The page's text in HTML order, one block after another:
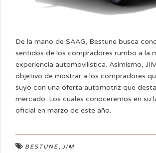
De la mano de SAAG, Bestune busca
sentidos de los compradores rumbo a la
experiencia automovilística. Asimismo,
objetivo de mostrar a los compradores
suyo con una oferta automotriz que
mercado. Los cuales conoceremos en su
oficial en marzo de este año.
BESTUNE, JIM